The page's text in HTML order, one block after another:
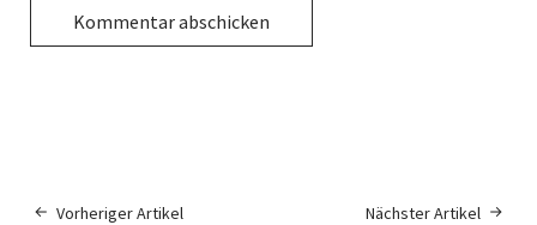
Vorheriger Artikel Nächster Artikel